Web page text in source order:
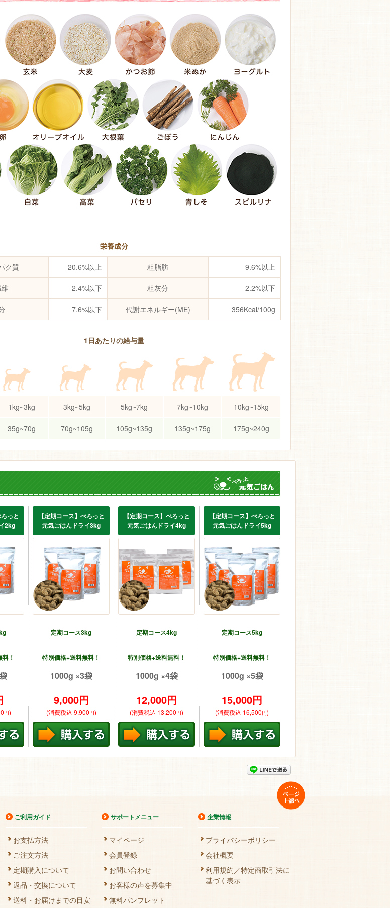
栄養成分
ク質 20.6%以上 粗脂肪 9.6%以上
2.4%以下 粗灰分 2.2%以下
7.6%以下 代謝エネルギー(ME) 356Kcal/100g
1日あたりの給与量
1kg~3kg 3kg~5kg 5kg~7kg 7kg~10kg 10kg~15kg
35g~70g 70g~105g 105g~135g 135g~175g 175g~240g
っと
2kg
！
円)
【定期コース】ぺろっと
元気ごはんドライ3kg
定期コース3kg
特別価格+送料無料！
1000g ×3袋
9,000円
(消費税込 9,900円)
【定期コース】ぺろっと
元気ごはんドライ4kg
定期コース4kg
特別価格+送料無料！
1000g ×4袋
12,000円
(消費税込 13,200円)
【定期コース】ぺろっと
元気ごはんドライ5kg
定期コース5kg
特別価格+送料無料！
1000g ×5袋
15,000円
(消費税込 16,500円)
ご利用ガイド
お支払方法
ご注文方法
定期購入について
返品・交換について
送料・お届けまでの目安
サポートメニュー
マイページ
会員登録
お問い合わせ
お客様の声を募集中
無料パンフレット
企業情報
プライバシーポリシー
会社概要
利用規約／特定商取引法に
基づく表示